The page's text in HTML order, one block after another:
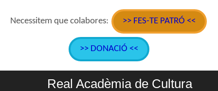
Necessitem que colabores: >> FES-TE PATRÓ <<
>> DONACIÓ <<
Real Acadèmia de Cultura